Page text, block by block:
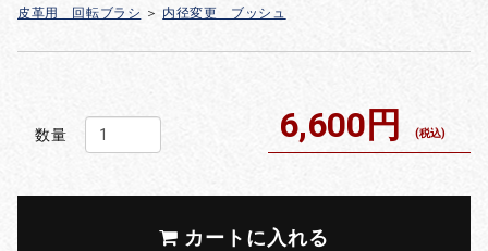
皮革用 回転ブラシ ＞ 内径変更 ブッシュ
数量 6,600円 (税込)
カートに入れる